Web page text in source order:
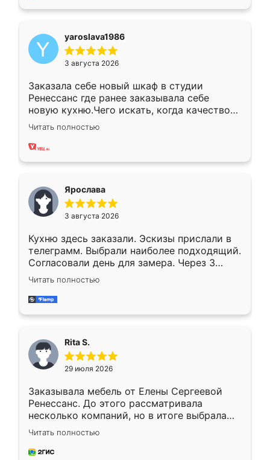
yaroslava1986
3 августа 2026
Заказала себе новый шкаф в студии
Ренессанс где ранее заказывала себе
новую кухню.Чего искать, когда качеством
вполне довольна. Служит кухня уже почти
два года, нареканий нет.
Читать полностью
Ярослава
3 августа 2026
Кухню здесь заказали. Эскизы прислали в
телеграмм. Выбрали наиболее подходящий.
Согласовали день для замера. Через 3
недели кухня была уже готова. Остались
довольны работой. Спасибо Ренессанс
мебель за качественную работу!
Читать полностью
Rita S.
29 июля 2026
Заказывала мебель от Елены Сергеевой
Ренессанс. До этого рассматривала
несколько компаний, но в итоге выбрала
эту. Сначала обговорили условия, потом
приехал замерщик, всё спокойно объяснил
и снял размеры. Изготовили в срок, с
Читать полностью